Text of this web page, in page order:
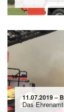
11.07.2019 –
Das